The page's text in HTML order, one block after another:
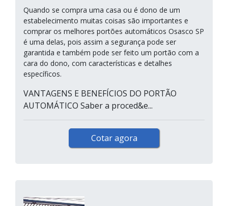
Quando se compra uma casa ou é dono de um
estabelecimento muitas coisas são importantes e
comprar os melhores portões automáticos Osasco SP
é uma delas, pois assim a segurança pode ser
garantida e também pode ser feito um portão com a
cara do dono, com características e detalhes
específicos.
VANTAGENS E BENEFÍCIOS DO PORTÃO
AUTOMÁTICO Saber a proced&e...
Cotar agora